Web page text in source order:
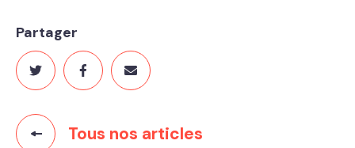
Tous nos articles
Partager